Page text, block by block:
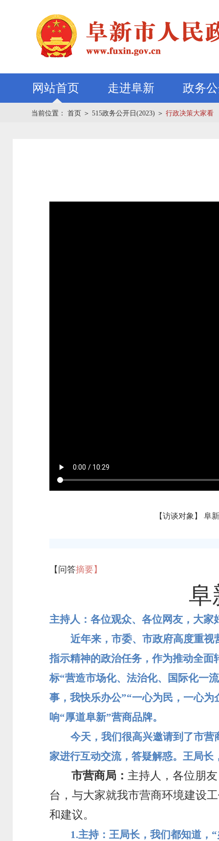
网站首页 走进阜新 政务
当前位置： 首页 ＞ 515政务公开日(2023) ＞ 行政决策大家看
【访谈对象】 阜
【问答摘要】
阜
主持人：各位观众、各位网友，大
近年来，市委、市政府高度重
指示精神的政治任务，作为推动全
标“营造市场化、法治化、国际化一
事，我快乐办公”“一心为民，一心
响“厚道阜新”营商品牌。
今天，我们很高兴邀请到了市
家进行互动交流，答疑解惑。王局
市营商局： 主持人，各位朋
台，与大家就我市营商环境建设
和建议。
1.主持：王局长，我们都知道，